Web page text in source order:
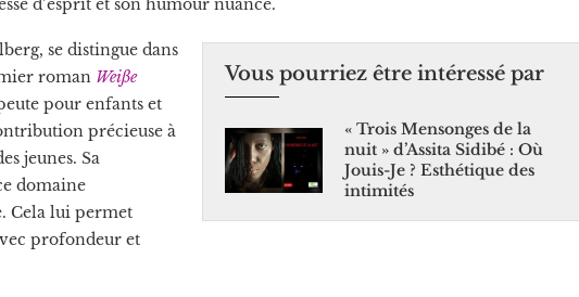
d’esprit et son humour nuancé.
Vous pourriez être intéressé par
« Trois Mensonges de la
nuit » d’Assita Sidibé : Où
Jouis-Je ? Esthétique des
intimités
se distingue dans
roman Weiße
pour enfants et
précieuse à
jeunes. Sa
domaine
Cela lui permet
profondeur et